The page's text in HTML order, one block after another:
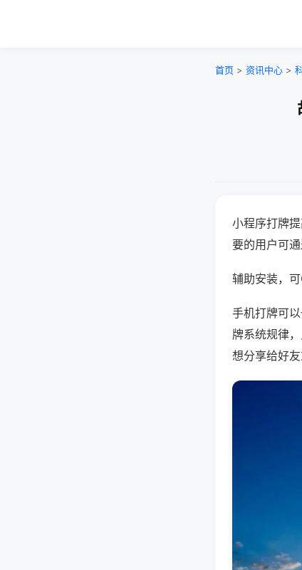
首页 > 资讯中心 >
小程序打牌
要的用户可通
辅助安装，
手机打牌可
牌系统规律
想分享给好